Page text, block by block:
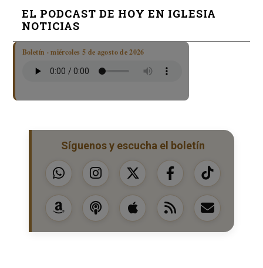
EL PODCAST DE HOY EN IGLESIA
NOTICIAS
Boletín · miércoles 5 de agosto de 2026
Síguenos y escucha el boletín